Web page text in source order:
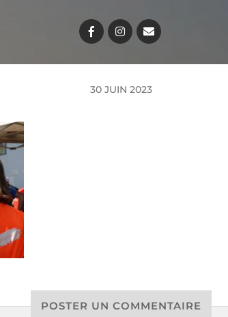
30 JUIN 2023
POSTER UN COMMENTAIRE